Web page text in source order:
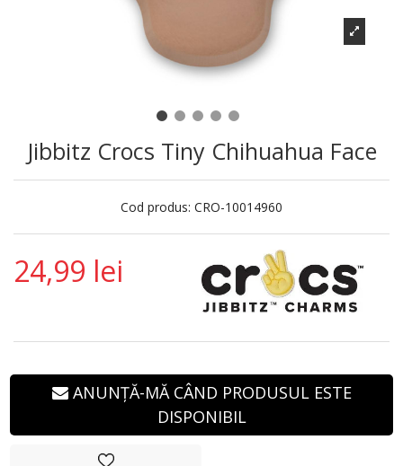
Jibbitz Crocs Tiny Chihuahua Face
Cod produs: CRO-10014960
24,99 lei
ANUNȚĂ-MĂ CÂND PRODUSUL ESTE
DISPONIBIL